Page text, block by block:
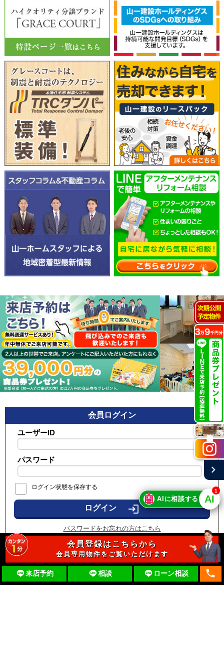
会員ログイン
ユーザーID
パスワード
ログイン状態を保存する
login
パスワードをお忘れの方はこちら
会員登録はこちらから
会員専用物件をご覧いただけます
来店予約 相談 ローン相談 local_phone
施工実例
chevron_right
🤖 AIに相談する AI
1